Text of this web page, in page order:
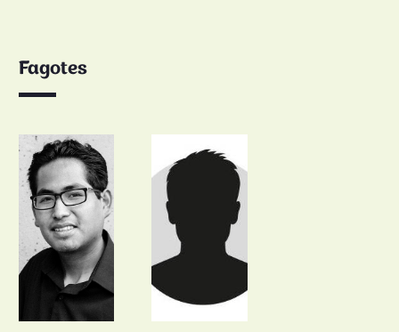
Fagotes